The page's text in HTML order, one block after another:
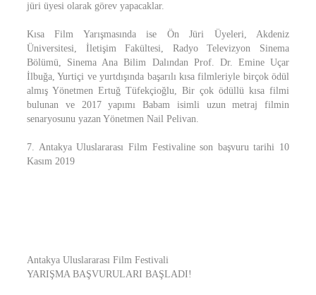
jüri üyesi olarak görev yapacaklar.
Kısa Film Yarışmasında ise Ön Jüri Üyeleri, Akdeniz
Üniversitesi, İletişim Fakültesi, Radyo Televizyon Sinema
Bölümü, Sinema Ana Bilim Dalından Prof. Dr. Emine Uçar
İlbuğa, Yurtiçi ve yurtdışında başarılı kısa filmleriyle birçok ödül
almış Yönetmen Ertuğ Tüfekçioğlu, Bir çok ödüllü kısa filmi
bulunan ve 2017 yapımı Babam isimli uzun metraj filmin
senaryosunu yazan Yönetmen Nail Pelivan.
7. Antakya Uluslararası Film Festivaline son başvuru tarihi 10
Kasım 2019
Antakya Uluslararası Film Festivali
YARIŞMA BAŞVURULARI BAŞLADI!